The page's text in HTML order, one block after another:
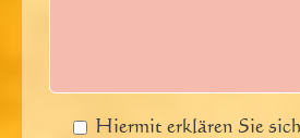
Hiermit erklären Sie